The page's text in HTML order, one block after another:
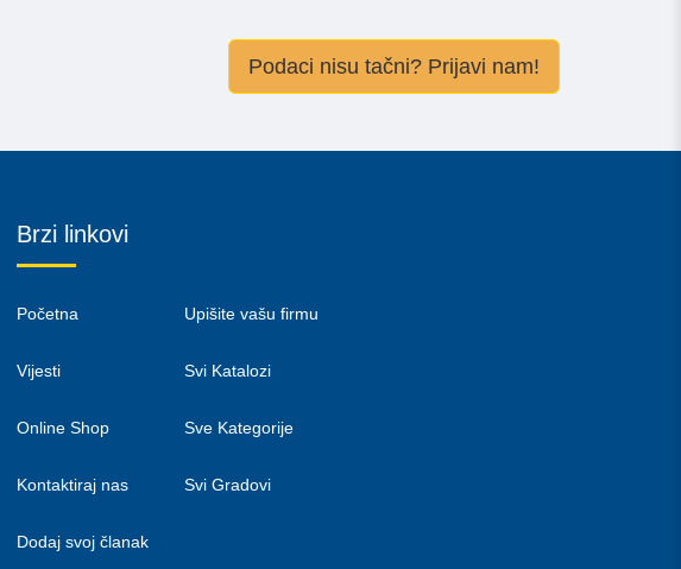
Podaci nisu tačni? Prijavi nam!
Brzi linkovi
Početna
Vijesti
Online Shop
Kontaktiraj nas
Dodaj svoj članak
Upišite vašu firmu
Svi Katalozi
Sve Kategorije
Svi Gradovi